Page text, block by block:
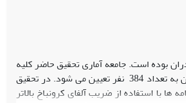
بوده است. جامعه آماری تحقیق حاضر کلیه
اعضای هیئت علمی دانشگاههای استان مازندران میباشد که تعداد نمونه در این تحقیق بر اساس جدول مورگان به تعداد 384 نفر تعیین می شود. در تحقیق
با استفاده از ضریب آلفای کرونباخ بالاتر